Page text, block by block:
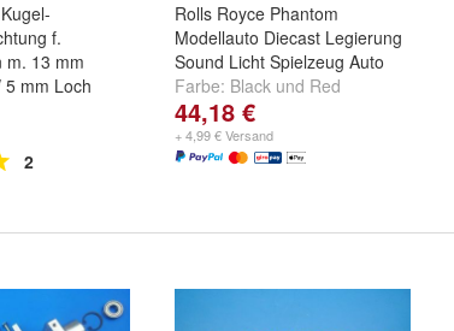
f.
m. 13 mm
5 mm Loch
2
Rolls Royce Phantom
Modellauto Diecast Legierung
Sound Licht Spielzeug Auto
Farbe: Black und Red
44,18 €
+ 4,99 € Versand